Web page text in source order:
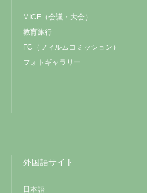
MICE（会議・大会）
教育旅行
FC（フィルムコミッション）
フォトギャラリー
外国語サイト
日本語